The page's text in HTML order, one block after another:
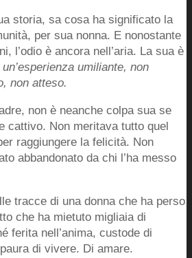
storia, sa cosa ha significato la
per sua nonna. E nonostante
l’odio è ancora nell’aria. La sua è
un’esperienza umiliante, non
non atteso.
non è neanche colpa sua se
cattivo. Non meritava tutto quel
raggiungere la felicità. Non
abbandonato da chi l’ha messo
tracce di una donna che ha perso
che ha mietuto migliaia di
ferita nell’anima, custode di
di vivere. Di amare.